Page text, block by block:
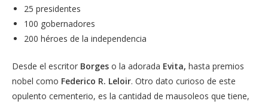
25 presidentes
100 gobernadores
200 héroes de la independencia
Desde el escritor Borges o la adorada Evita, hasta premios
nobel como Federico R. Leloir. Otro dato curioso de este
opulento cementerio, es la cantidad de mausoleos que tiene,